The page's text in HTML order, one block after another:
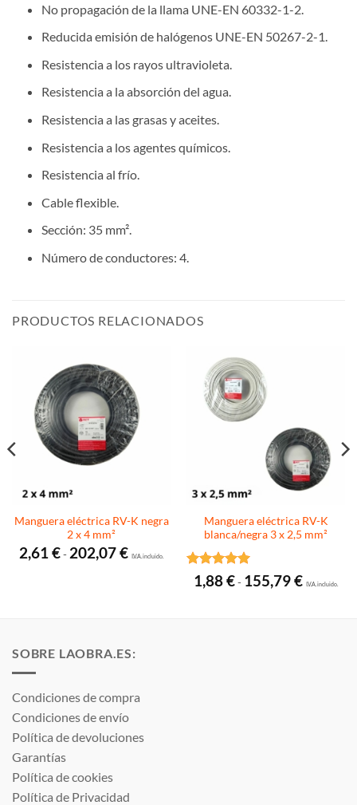
No propagación de la llama UNE-EN 60332-1-2.
Reducida emisión de halógenos UNE-EN 50267-2-1.
Resistencia a los rayos ultravioleta.
Resistencia a la absorción del agua.
Resistencia a las grasas y aceites.
Resistencia a los agentes químicos.
Resistencia al frío.
Cable flexible.
Sección: 35 mm².
Número de conductores: 4.
PRODUCTOS RELACIONADOS
Manguera eléctrica RV-K negra
2 x 4 mm²
2,61€- 202,07€Rango
de
I.V.A. incluido.
Manguera eléctrica RV-K
blanca/negra 3 x 2,5 mm²
Valorado
con5de 5
1,88€- 155,79€Rango
de
I.V.A. incluido.
SOBRE LAOBRA.ES:
Condiciones de compra
Condiciones de envío
Política de devoluciones
Garantías
Política de cookies
Política de Privacidad